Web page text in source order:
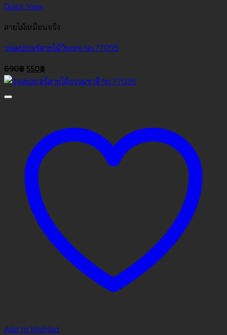
Quick View
ลายไม้เหมือนจริง
วอลเปเปอร์ลายไม้วินเทจ No.77055
690฿ Original
price
550฿
price
Add to Wishlist